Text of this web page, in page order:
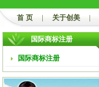
首 页 关于创美
国际商标注册
国际商标注册